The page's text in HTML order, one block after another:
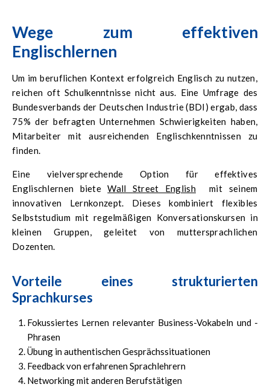
Wege zum effektiven
Englischlernen
Um im beruflichen Kontext erfolgreich Englisch zu nutzen,
reichen oft Schulkenntnisse nicht aus. Eine Umfrage des
Bundesverbands der Deutschen Industrie (BDI) ergab, dass
75% der befragten Unternehmen Schwierigkeiten haben,
Mitarbeiter mit ausreichenden Englischkenntnissen zu
finden.
Eine vielversprechende Option für effektives
Englischlernen bieteWall Street Englishmit seinem
innovativen Lernkonzept. Dieses kombiniert flexibles
Selbststudium mit regelmäßigen Konversationskursen in
kleinen Gruppen, geleitet von muttersprachlichen
Dozenten.
Vorteile eines strukturierten
Sprachkurses
Fokussiertes Lernen relevanter Business-Vokabeln und -
Phrasen
Übung in authentischen Gesprächssituationen
Feedback von erfahrenen Sprachlehrern
Networking mit anderen Berufstätigen